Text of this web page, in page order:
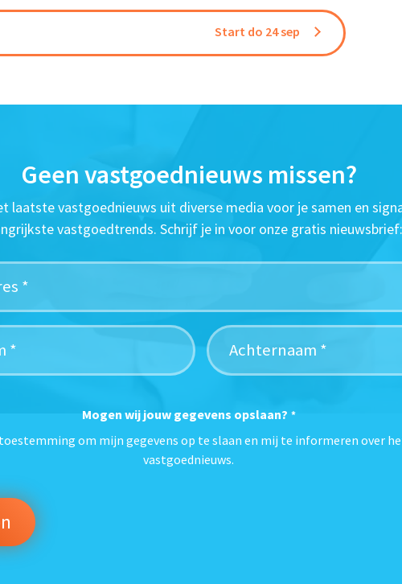
Start do 24 sep
Geen vastgoednieuws missen?
laatste vastgoednieuws uit diverse media voor je samen en
vastgoedtrends. Schrijf je in voor onze gratis nieuwsbrief:
Mogen wij jouw gegevens opslaan? *
om mijn gegevens op te slaan en mij te informeren over
vastgoednieuws.